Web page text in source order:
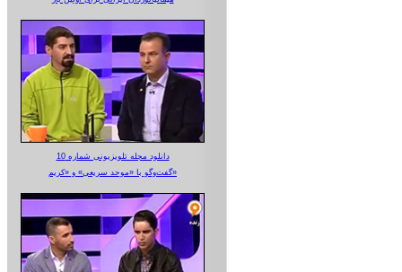
دانلود مجله تلویزیونی شماره 10
گفت‌وگو با «موحد سریعی» و «کریم»